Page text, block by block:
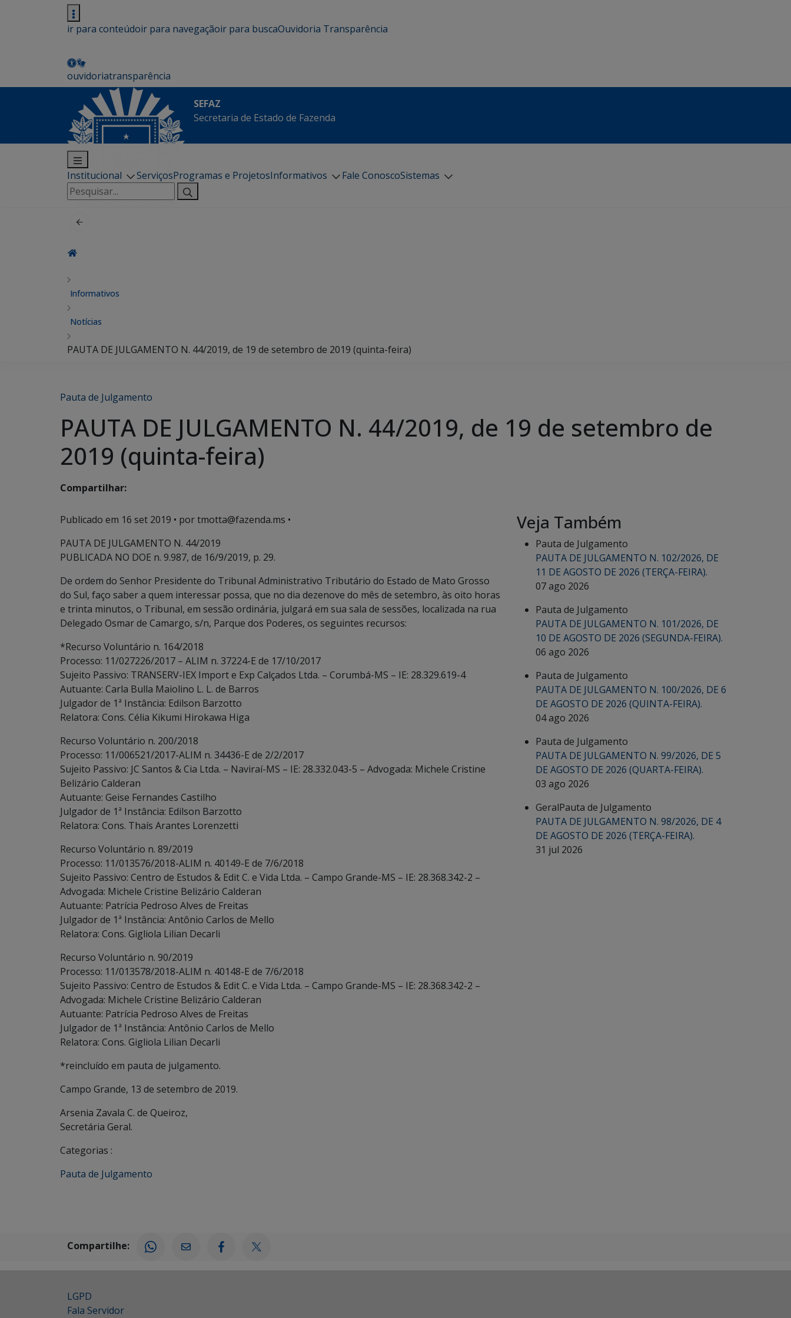
ir para conteúdoir para navegaçãoir para buscaOuvidoria Transparência
ouvidoriatransparência
SEFAZ
Secretaria de Estado de Fazenda
Institucional ServiçosProgramas e ProjetosInformativos Fale ConoscoSistemas
Pesquisar
por:
Informativos
Notícias
PAUTA DE JULGAMENTO N. 44/2019, de 19 de setembro de 2019 (quinta-feira)
Pauta de Julgamento
PAUTA DE JULGAMENTO N. 44/2019, de 19 de setembro de
2019 (quinta-feira)
Compartilhar:
Publicado em 16 set 2019 • por tmotta@fazenda.ms •
PAUTA DE JULGAMENTO N. 44/2019
PUBLICADA NO DOE n. 9.987, de 16/9/2019, p. 29.
De ordem do Senhor Presidente do Tribunal Administrativo Tributário do Estado de Mato Grosso
do Sul, faço saber a quem interessar possa, que no dia dezenove do mês de setembro, às oito horas
e trinta minutos, o Tribunal, em sessão ordinária, julgará em sua sala de sessões, localizada na rua
Delegado Osmar de Camargo, s/n, Parque dos Poderes, os seguintes recursos:
*Recurso Voluntário n. 164/2018
Processo: 11/027226/2017 – ALIM n. 37224-E de 17/10/2017
Sujeito Passivo: TRANSERV-IEX Import e Exp Calçados Ltda. – Corumbá-MS – IE: 28.329.619-4
Autuante: Carla Bulla Maiolino L. L. de Barros
Julgador de 1ª Instância: Edilson Barzotto
Relatora: Cons. Célia Kikumi Hirokawa Higa
Recurso Voluntário n. 200/2018
Processo: 11/006521/2017-ALIM n. 34436-E de 2/2/2017
Sujeito Passivo: JC Santos & Cia Ltda. – Naviraí-MS – IE: 28.332.043-5 – Advogada: Michele Cristine
Belizário Calderan
Autuante: Geise Fernandes Castilho
Julgador de 1ª Instância: Edilson Barzotto
Relatora: Cons. Thaís Arantes Lorenzetti
Recurso Voluntário n. 89/2019
Processo: 11/013576/2018-ALIM n. 40149-E de 7/6/2018
Sujeito Passivo: Centro de Estudos & Edit C. e Vida Ltda. – Campo Grande-MS – IE: 28.368.342-2 –
Advogada: Michele Cristine Belizário Calderan
Autuante: Patrícia Pedroso Alves de Freitas
Julgador de 1ª Instância: Antônio Carlos de Mello
Relatora: Cons. Gigliola Lilian Decarli
Recurso Voluntário n. 90/2019
Processo: 11/013578/2018-ALIM n. 40148-E de 7/6/2018
Sujeito Passivo: Centro de Estudos & Edit C. e Vida Ltda. – Campo Grande-MS – IE: 28.368.342-2 –
Advogada: Michele Cristine Belizário Calderan
Autuante: Patrícia Pedroso Alves de Freitas
Julgador de 1ª Instância: Antônio Carlos de Mello
Relatora: Cons. Gigliola Lilian Decarli
*reincluído em pauta de julgamento.
Campo Grande, 13 de setembro de 2019.
Arsenia Zavala C. de Queiroz,
Secretária Geral.
Categorias :
Pauta de Julgamento
Veja Também
Pauta de Julgamento
PAUTA DE JULGAMENTO N. 102/2026, DE
11 DE AGOSTO DE 2026 (TERÇA-FEIRA).
07 ago 2026
Pauta de Julgamento
PAUTA DE JULGAMENTO N. 101/2026, DE
10 DE AGOSTO DE 2026 (SEGUNDA-FEIRA).
06 ago 2026
Pauta de Julgamento
PAUTA DE JULGAMENTO N. 100/2026, DE 6
DE AGOSTO DE 2026 (QUINTA-FEIRA).
04 ago 2026
Pauta de Julgamento
PAUTA DE JULGAMENTO N. 99/2026, DE 5
DE AGOSTO DE 2026 (QUARTA-FEIRA).
03 ago 2026
GeralPauta de Julgamento
PAUTA DE JULGAMENTO N. 98/2026, DE 4
DE AGOSTO DE 2026 (TERÇA-FEIRA).
31 jul 2026
Compartilhe:
LGPD
Fala Servidor